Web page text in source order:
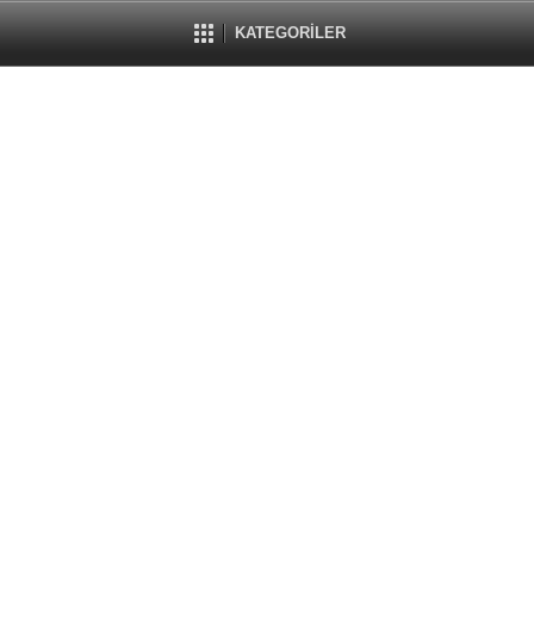
KATEGORİLER